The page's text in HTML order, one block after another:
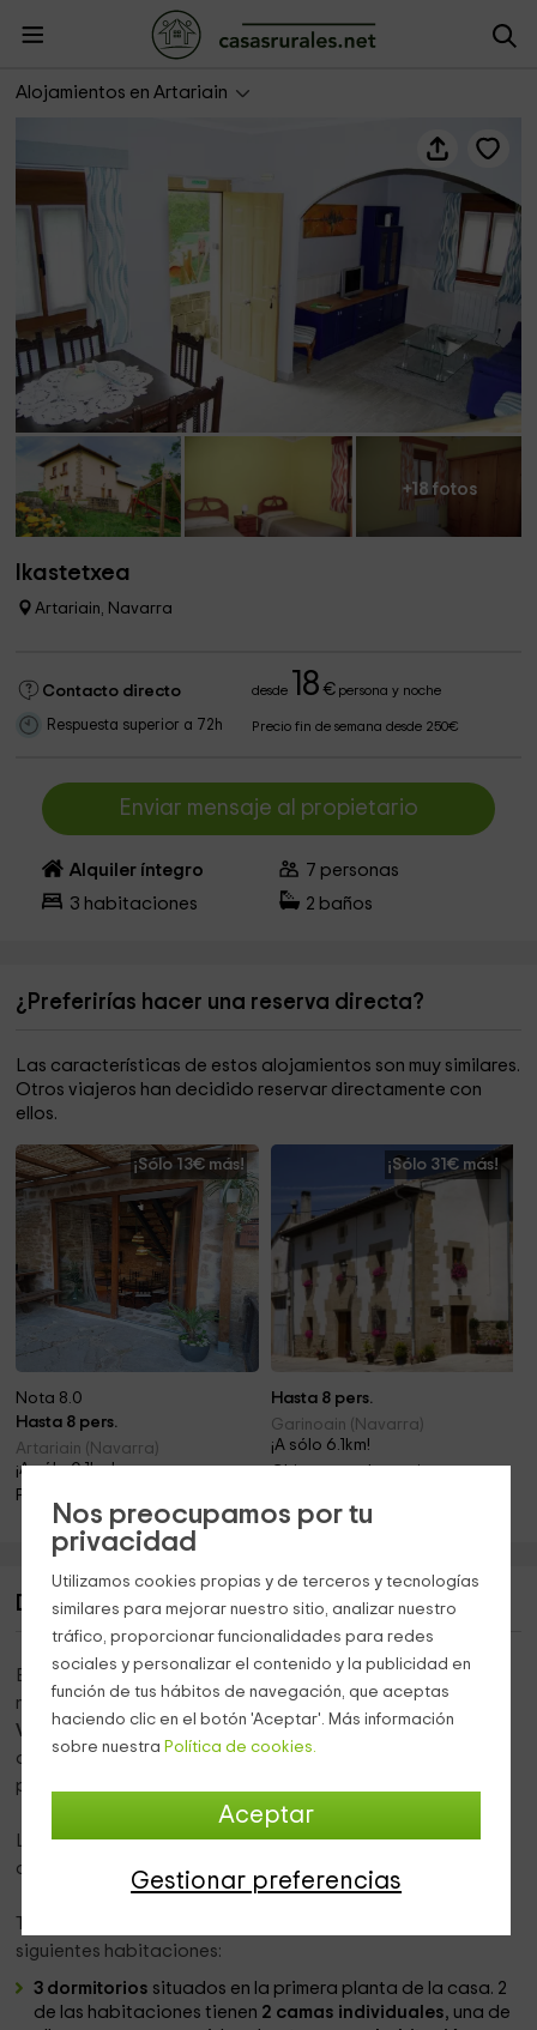
Nos preocupamos por tu
privacidad
Utilizamos cookies propias y de terceros y tecnologías
similares para mejorar nuestro sitio, analizar nuestro
tráfico, proporcionar funcionalidades para redes
sociales y personalizar el contenido y la publicidad en
función de tus hábitos de navegación, que aceptas
haciendo clic en el botón 'Aceptar'. Más información
sobre nuestra Política de cookies.
Aceptar
Gestionar preferencias
Alojamientos en Artariain
+18 fotos
Ikastetxea
Artariain, Navarra
Contacto directo desde 18 €persona y noche
Respuesta superior a 72h Precio fin de semana desde 250€
Enviar mensaje al propietario
Alquiler íntegro 7 personas
3 habitaciones 2 baños
¿Preferirías hacer una reserva directa?
Las características de estos alojamientos son muy similares.
Otros viajeros han decidido reservar directamente con
ellos.
¡Sólo 13€ más!
Nota 8.0
Hasta 8 pers.
Artariain (Navarra)
¡A sólo 0.1km!
Piscina · Barbacoa · Chimenea
¡Sólo 31€ más!
Hasta 8 pers.
Garinoain (Navarra)
¡A sólo 6.1km!
Descripción de Ikastetxea
Esta casa rural está situada en Artariain
, un pueblecito
navarro que se encuentra en el corazón del
valle de
Valdorba
. Se trata de un enclave tranquilo donde poder
apagar el teléfono y olvidar el mundo exterior, donde
podréis aprovechar para relajaros por completo.
La casa está situada en el edificio antaño dedicado a la
casa del maestro, que está adosado a la antigua escuela.
siguientes habitaciones:
3 dormitorios situados en la primera planta de la casa. 2
de las habitaciones tienen 2 camas individuales, una de